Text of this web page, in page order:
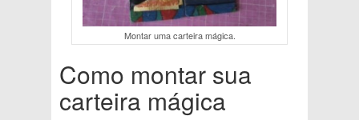
Montar uma carteira mágica.
Como montar sua
carteira mágica